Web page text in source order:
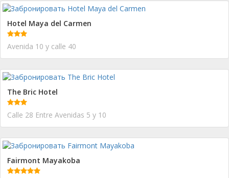
Hotel Maya del Carmen
Avenida 10 y calle 40
The Bric Hotel
Calle 28 Entre Avenidas 5 y 10
Fairmont Mayakoba